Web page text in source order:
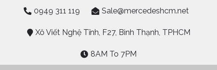
content
0949 311 119 Sale@mercedeshcm.net
Xô Viết Nghệ Tĩnh, F27, Bình Thạnh, TPHCM
8AM To 7PM